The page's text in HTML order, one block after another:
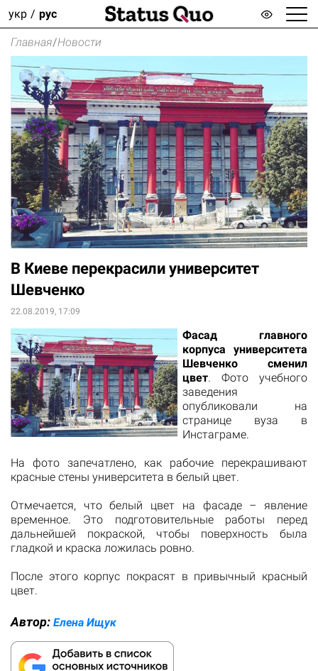
укр рус
Главная/Новости
В Киеве перекрасили университет
Шевченко
22.08.2019, 17:09
Фасад главного
корпуса университета
Шевченко сменил
цвет. Фото учебного
заведения
опубликовали на
странице вуза в
Инстаграме.
На фото запечатлено, как рабочие перекрашивают
красные стены университета в белый цвет.
Отмечается, что белый цвет на фасаде – явление
временное. Это подготовительные работы перед
дальнейшей покраской, чтобы поверхность была
гладкой и краска ложилась ровно.
После этого корпус покрасят в привычный красный
цвет.
Автор: Елена Ищук